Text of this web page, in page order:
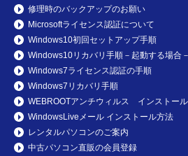
修理時のバックアップのお願い
Microsoftライセンス認証について
Windows10初回セットアップ手順
Windows10リカバリ手順－起動する場合－
Windows7ライセンス認証の手順
Windows7リカバリ手順
WEBROOTアンチウィルス インストー
WindowsLiveメール インストール方法
レンタルパソコンのご案内
中古パソコン直販の会員登録